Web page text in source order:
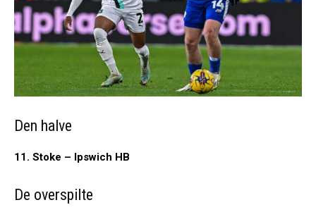
Den halve
11. Stoke – Ipswich HB
De overspilte